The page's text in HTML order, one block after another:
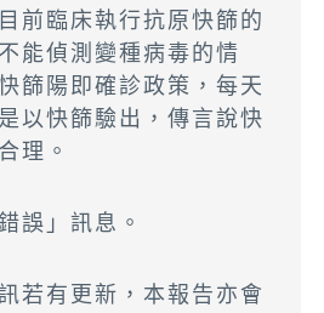
前臨床執行抗原快篩的
能偵測變種病毒的情
篩陽即確診政策，每天
以快篩驗出，傳言說快
理。
誤」訊息。
若有更新，本報告亦會